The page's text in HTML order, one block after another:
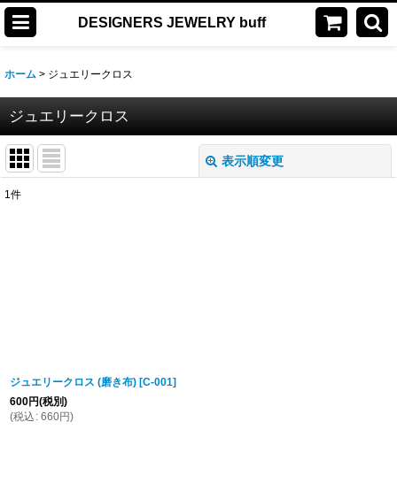
DESIGNERS JEWELRY buff
ホーム > ジュエリークロス
ジュエリークロス
表示順変更
1件
ジュエリークロス (磨き布) [C-001]
600円(税別)
(税込 : 660円)